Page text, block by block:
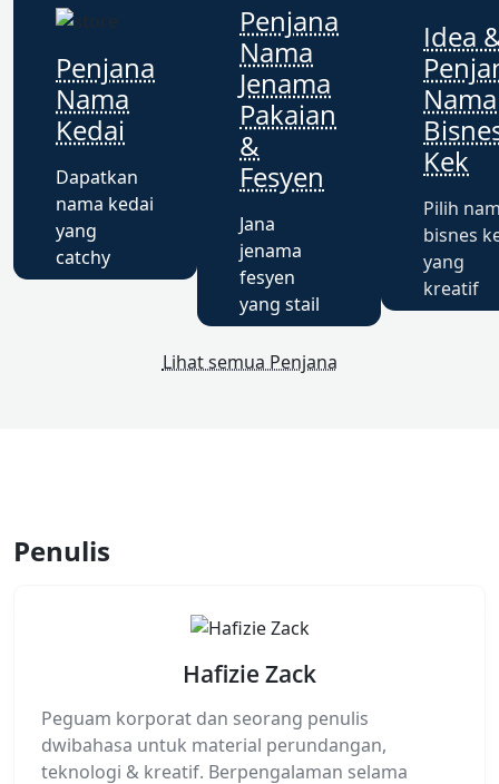
Penjana
Nama
Kedai
Dapatkan
nama kedai
yang
catchy
Penjana
Nama
Jenama
Pakaian
&
Fesyen
Jana
jenama
fesyen
yang stail
Idea
Nama
Kek
Pilih
bisnes
yang
kreatif
Lihat semua Penjana
Penulis
Hafizie Zack
Peguam korporat dan seorang penulis
dwibahasa untuk material perundangan,
teknologi & kreatif. Berpengalaman selama